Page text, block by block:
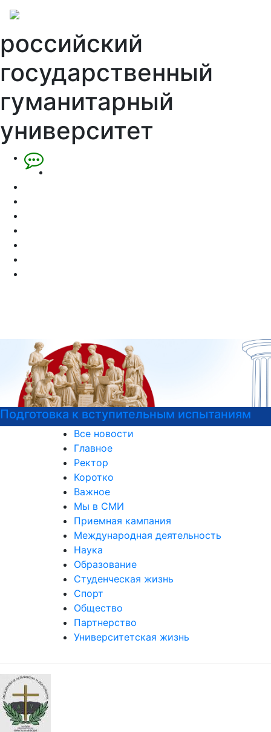
российский
государственный
гуманитарный
университет
Подготовка к вступительным испытаниям
Все новости
Главное
Ректор
Коротко
Важное
Мы в СМИ
Приемная кампания
Международная деятельность
Наука
Образование
Студенческая жизнь
Спорт
Общество
Партнерство
Университетская жизнь